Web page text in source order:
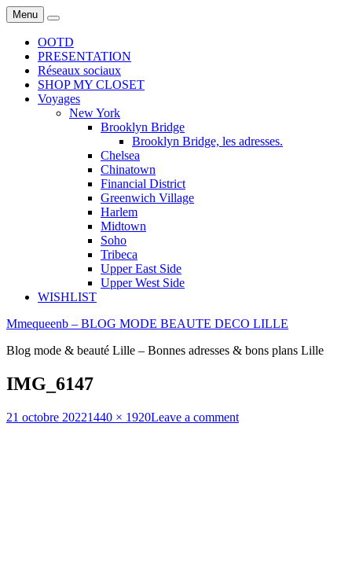
Menu
Search
OOTD
PRESENTATION
Réseaux sociaux
SHOP MY CLOSET
Voyages
New York
Brooklyn Bridge
Brooklyn Bridge, les adresses.
Chelsea
Chinatown
Financial District
Greenwich Village
Harlem
Midtown
Soho
Tribeca
Upper East Side
Upper West Side
WISHLIST
Mmequeenb – BLOG MODE BEAUTE DECO LILLE
Blog mode & beauté Lille – Bonnes adresses & bons plans Lille
IMG_6147
Posted
21 octobre 2022Full
1440 × 1920Leave a comment